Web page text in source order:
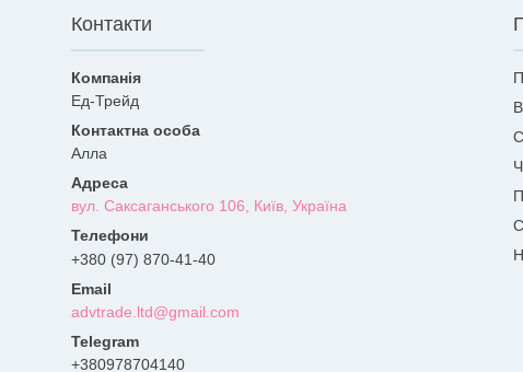
Контакти
Ед-Трейд
Алла
вул. Саксаганського 106, Київ, Україна
+380 (97) 870-41-40
advtrade.ltd@gmail.com
+380978704140